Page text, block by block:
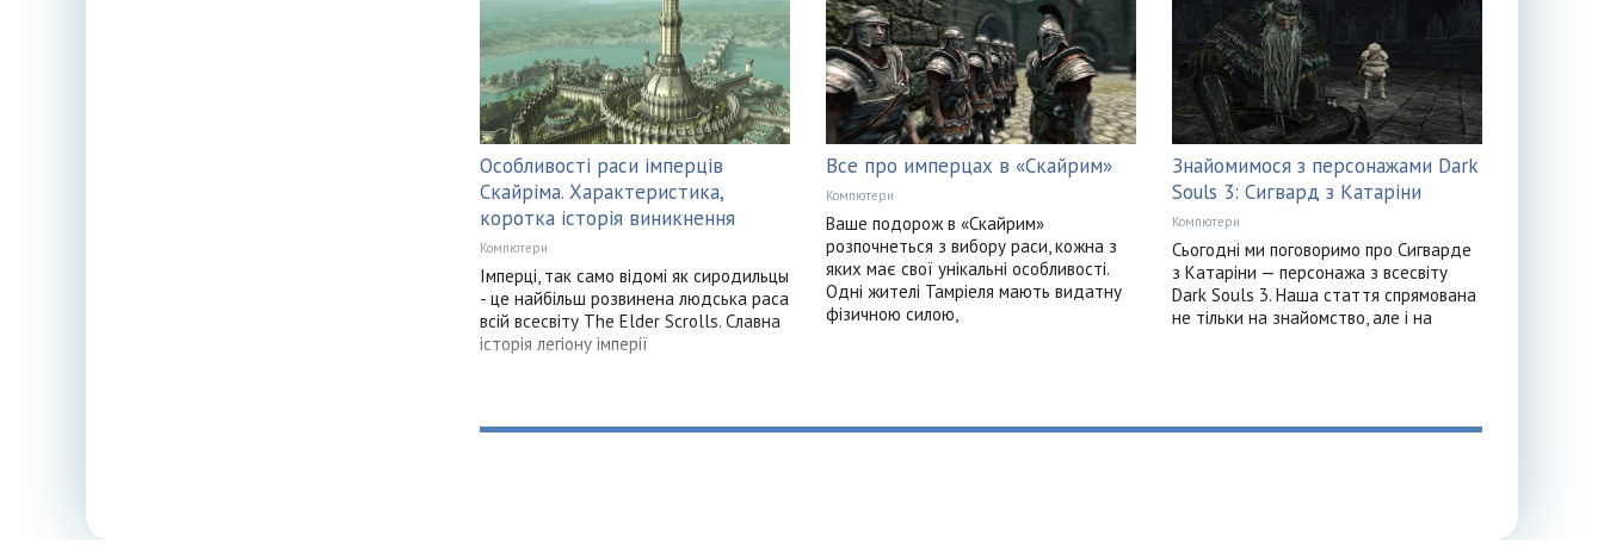
Особливості раси імперців
Скайріма. Характеристика,
коротка історія виникнення
Компютери
Імперці, так само відомі як сиродильцы
- це найбільш розвинена людська раса
всій всесвіту The Elder Scrolls. Славна
історія легіону імперії
Все про имперцах в «Скайрим»
Компютери
Ваше подорож в «Скайрим»
розпочнеться з вибору раси, кожна з
яких має свої унікальні особливості.
Одні жителі Тамріеля мають видатну
фізичною силою,
Знайомимося з персонажами Dark
Souls 3: Сигвард з Катаріни
Компютери
Сьогодні ми поговоримо про Сигварде
з Катаріни — персонажа з всесвіту
Dark Souls 3. Наша стаття спрямована
не тільки на знайомство, але і на